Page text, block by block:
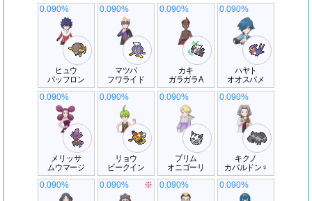
ヒュウ
バッフロン
0.090%
マツバ
フワライド
0.090%
カキ
ガラガラA
0.090%
ハヤト
オオスバメ
0.090%
メリッサ
ムウマージ
0.090%
リョウ
ビークイン
0.090%
プリム
オニゴーリ
0.090%
キクノ
カバルドン♀
0.090%
0.090% 0.090% ※ 0.090% 0.090%